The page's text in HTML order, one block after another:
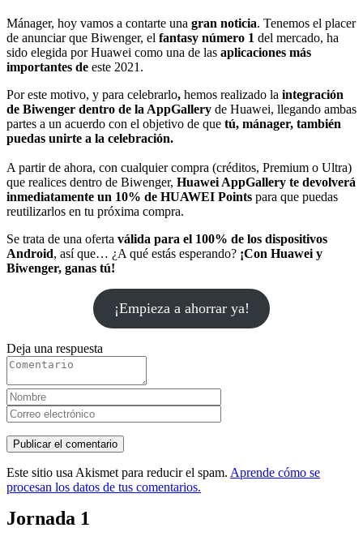
Mánager, hoy vamos a contarte una gran noticia. Tenemos el placer
de anunciar que Biwenger, el fantasy número 1 del mercado, ha
sido elegida por Huawei como una de las aplicaciones más
importantes de este 2021.
Por este motivo, y para celebrarlo, hemos realizado la integración
de Biwenger dentro de la AppGallery de Huawei, llegando ambas
partes a un acuerdo con el objetivo de que tú, mánager, también
puedas unirte a la celebración.
A partir de ahora, con cualquier compra (créditos, Premium o Ultra)
que realices dentro de Biwenger, Huawei AppGallery te devolverá
inmediatamente un 10% de HUAWEI Points para que puedas
reutilizarlos en tu próxima compra.
Se trata de una oferta válida para el 100% de los dispositivos
Android, así que… ¿A qué estás esperando? ¡Con Huawei y
Biwenger, ganas tú!
¡Empieza a ahorrar ya!
Deja una respuesta
Este sitio usa Akismet para reducir el spam. Aprende cómo se
procesan los datos de tus comentarios.
Jornada 1